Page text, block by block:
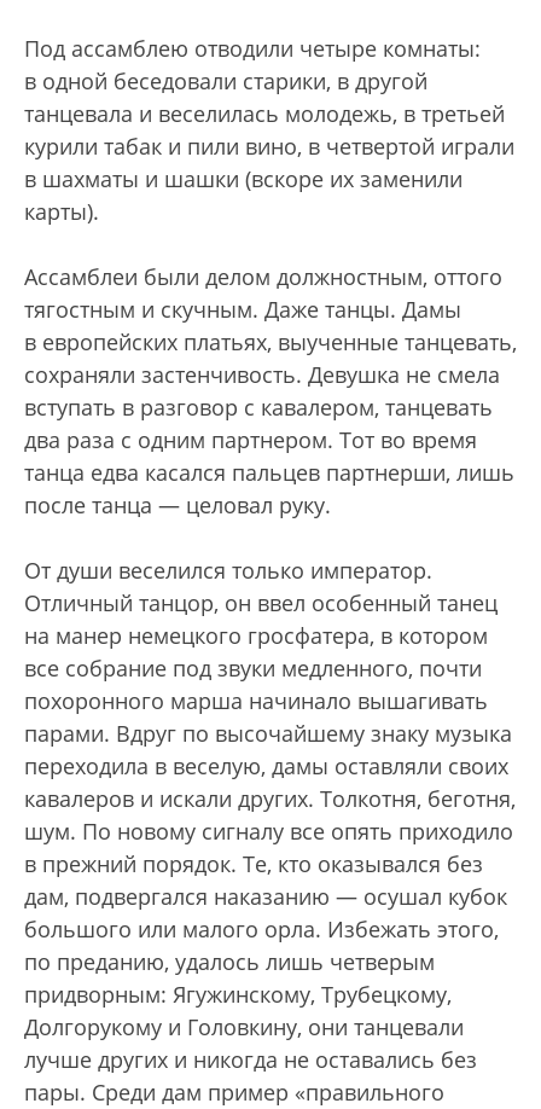
Под ассамблею отводили четыре комнаты:
в одной беседовали старики, в другой
танцевала и веселилась молодежь, в третьей
курили табак и пили вино, в четвертой играли
в шахматы и шашки (вскоре их заменили
карты).
Ассамблеи были делом должностным, оттого
тягостным и скучным. Даже танцы. Дамы
в европейских платьях, выученные танцевать,
сохраняли застенчивость. Девушка не смела
вступать в разговор с кавалером, танцевать
два раза с одним партнером. Тот во время
танца едва касался пальцев партнерши, лишь
после танца — целовал руку.
От души веселился только император.
Отличный танцор, он ввел особенный танец
на манер немецкого гросфатера, в котором
все собрание под звуки медленного, почти
похоронного марша начинало вышагивать
парами. Вдруг по высочайшему знаку музыка
переходила в веселую, дамы оставляли своих
кавалеров и искали других. Толкотня, беготня,
шум. По новому сигналу все опять приходило
в прежний порядок. Те, кто оказывался без
дам, подвергался наказанию — осушал кубок
большого или малого орла. Избежать этого,
по преданию, удалось лишь четверым
придворным: Ягужинскому, Трубецкому,
Долгорукому и Головкину, они танцевали
лучше других и никогда не оставались без
пары. Среди дам пример «правильного